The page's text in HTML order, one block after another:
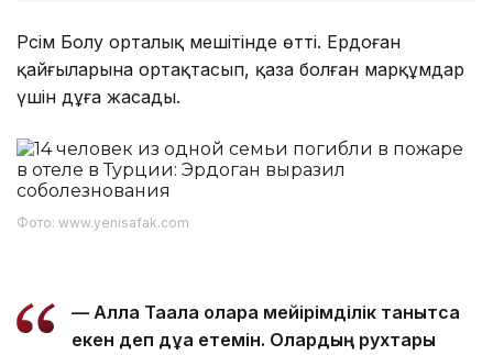
Рәсім Болу орталық мешітінде өтті. Ердоған
қайғыларына ортақтасып, қаза болған марқұмдар
үшін дұға жасады.
Фото: www.yenisafak.com
— Алла Тағала оларға мейірімділік танытса
екен деп дұға етемін. Олардың рухтары